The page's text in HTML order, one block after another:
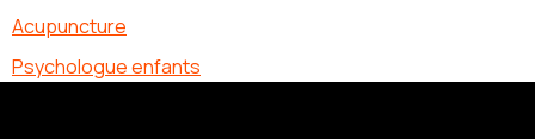
Acupuncture
Psychologue enfants